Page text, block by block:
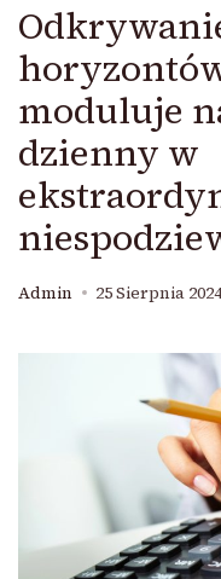
moduluje
dzienny w
Admin 25 Sierpnia 2024